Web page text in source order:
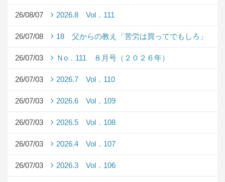
26/08/07 2026.8 Vol．111
26/07/08 18 父からの教え「苦労は買ってでもしろ」
26/07/03 Ｎo．111 ８月号（２０２６年）
26/07/03 2026.7 Vol．110
26/07/03 2026.6 Vol．109
26/07/03 2026.5 Vol．108
26/07/03 2026.4 Vol．107
26/07/03 2026.3 Vol．106